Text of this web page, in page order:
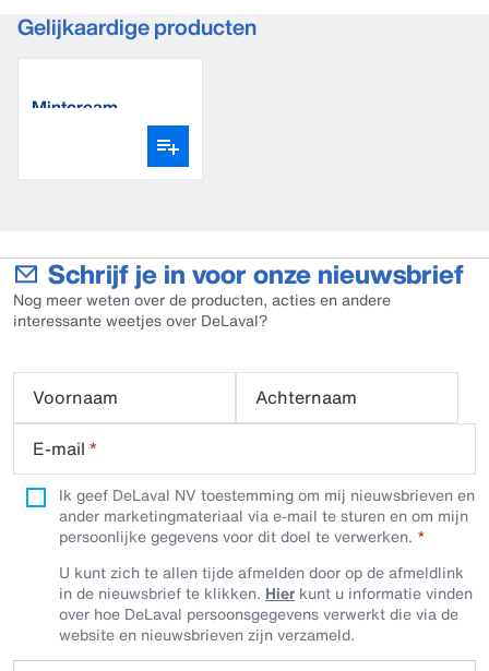
Gelijkaardige producten
Mintcream
Schrijf je in voor onze nieuwsbrief
Nog meer weten over de producten, acties en andere
interessante weetjes over DeLaval?
Voornaam
Achternaam
E-mail *
Ik geef DeLaval NV toestemming om mij nieuwsbrieven en
ander marketingmateriaal via e-mail te sturen en om mijn
persoonlijke gegevens voor dit doel te verwerken.
U kunt zich te allen tijde afmelden door op de afmeldlink
in de nieuwsbrief te klikken. Hier kunt u informatie vinden
over hoe DeLaval persoonsgegevens verwerkt die via de
website en nieuwsbrieven zijn verzameld.